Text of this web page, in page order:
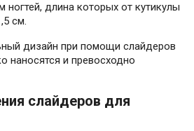
ногтей, длина которых от кутикулы
см.
дизайн при помощи слайдеров
наносятся и превосходно
слайдеров для